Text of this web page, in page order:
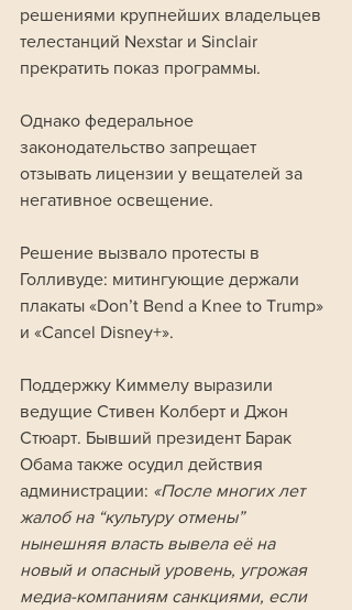
решениями крупнейших владельцев
телестанций Nexstar и Sinclair
прекратить показ программы.
Однако федеральное
законодательство запрещает
отзывать лицензии у вещателей за
негативное освещение.
Решение вызвало протесты в
Голливуде: митингующие держали
плакаты «Don’t Bend a Knee to Trump»
и «Cancel Disney+».
Поддержку Киммелу выразили
ведущие Стивен Колберт и Джон
Стюарт. Бывший президент Барак
Обама также осудил действия
администрации: «После многих лет
жалоб на “культуру отмены”
нынешняя власть вывела её на
новый и опасный уровень, угрожая
медиа-компаниям санкциями, если